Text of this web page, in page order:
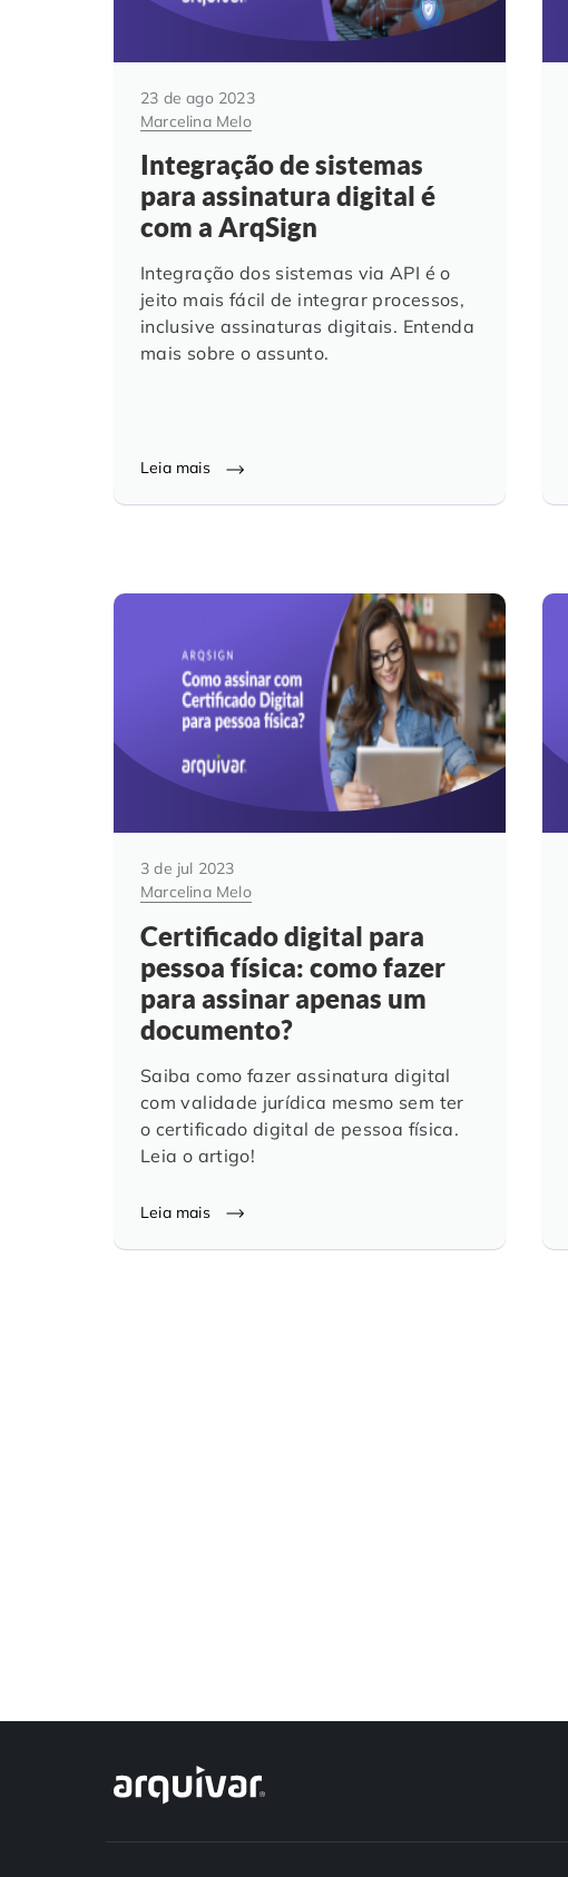
23 de ago 2023
Marcelina Melo
Integração de sistemas
para assinatura digital é
com a ArqSign
Integração dos sistemas via API é o
jeito mais fácil de integrar processos,
inclusive assinaturas digitais. Entenda
mais sobre o assunto.
Leia mais
3 de jul 2023
Marcelina Melo
Certificado digital para
pessoa física: como fazer
para assinar apenas um
documento?
Saiba como fazer assinatura digital
com validade jurídica mesmo sem ter
o certificado digital de pessoa física.
Leia o artigo!
Leia mais